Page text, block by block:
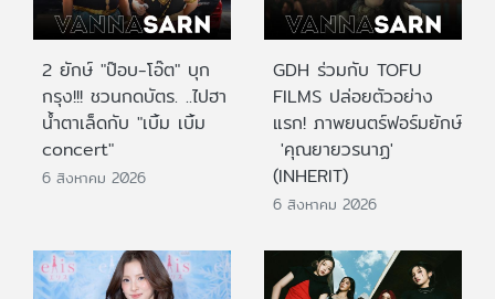
2 ยักษ์ "ป๊อบ-โอ๊ต" บุก
กรุง!!! ชวนกดบัตร. ..ไปฮา
น้ำตาเล็ดกับ "เบิ้ม เบิ้ม
concert"
6 สิงหาคม 2026
GDH ร่วมกับ TOFU
FILMS ปล่อยตัวอย่าง
แรก! ภาพยนตร์ฟอร์มยักษ์
'คุณยายวรนาฏ'
(INHERIT)
6 สิงหาคม 2026